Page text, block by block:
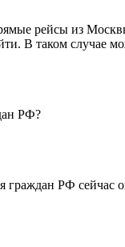
рейсы из
В таком случае
РФ?
РФ сейчас